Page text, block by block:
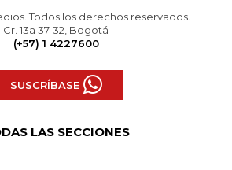
Todos los derechos reservados.
Cr. 13a 37-32, Bogotá
(+57) 1 4227600
SUSCRÍBASE
LAS SECCIONES